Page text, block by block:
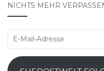
NICHTS MEHR
E-
Adresse